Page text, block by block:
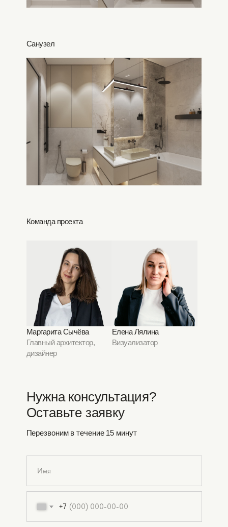
Санузел
Маргарита Сычёва
Главный архитектор,
дизайнер
Елена Лялина
Визуализатор
Команда проекта
Нужна консультация?
Оставьте заявку
Перезвоним в течение 15 минут
+7